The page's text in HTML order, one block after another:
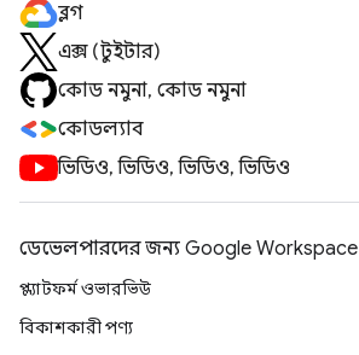
ব্লগ
এক্স (টুইটার)
কোড নমুনা, কোড নমুনা
কোডল্যাব
ভিডিও, ভিডিও, ভিডিও, ভিডিও
ডেভেলপারদের জন্য Google Workspace
প্ল্যাটফর্ম ওভারভিউ
বিকাশকারী পণ্য